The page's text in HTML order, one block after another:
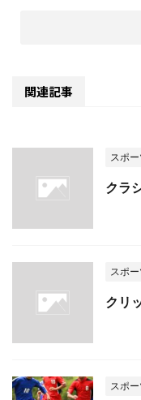
関連記事
スポ
クラ
スポ
クリ
スポ